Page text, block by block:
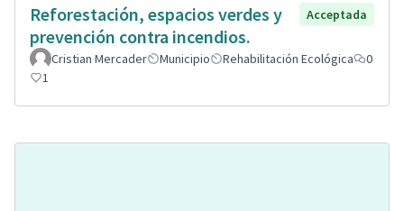
Reforestación, espacios verdes y
prevención contra incendios.
Acceptada
Cristian Mercader Municipio Rehabilitación Ecológica
0
1